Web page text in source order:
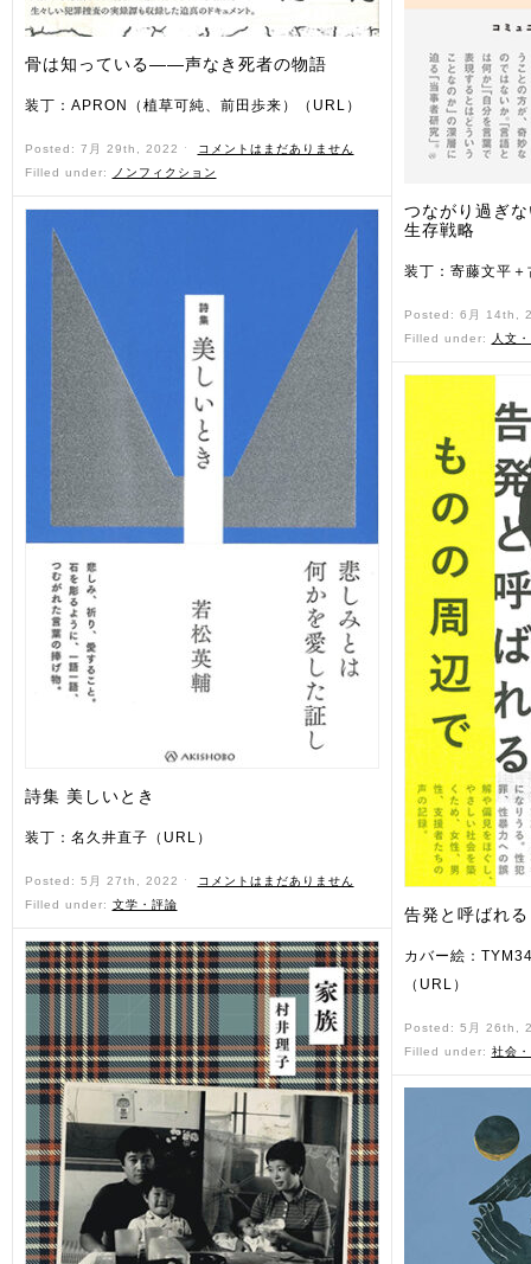
骨は知っている――声なき死者の物語
装丁：APRON（植草可純、前田歩来）（URL）
Posted: 7月 29th, 2022 ˑ
コメントはまだありません
Filled under:
ノンフィクション
詩集 美しいとき
装丁：名久井直子（URL）
Posted: 5月 27th, 2022 ˑ
コメントはまだありません
Filled under: 文学・評論
つながり過ぎ
生存戦略
装丁：寄藤文平
Posted: 6月 14th,
Filled under:
人文
告発と呼ばれ
カバー絵：
（URL）
Posted: 5月 26th,
Filled under: 社会